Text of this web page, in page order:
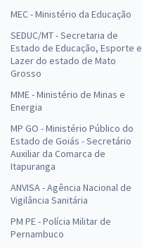
MEC - Ministério da Educação
SEDUC/MT - Secretaria de
Estado de Educação, Esporte e
Lazer do estado de Mato
Grosso
MME - Ministério de Minas e
Energia
MP GO - Ministério Público do
Estado de Goiás - Secretário
Auxiliar da Comarca de
Itapuranga
ANVISA - Agência Nacional de
Vigilância Sanitária
PM PE - Polícia Militar de
Pernambuco